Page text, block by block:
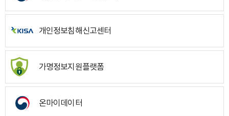
개인정보침해신고센터
가명정보지원플랫폼
온마이데이터